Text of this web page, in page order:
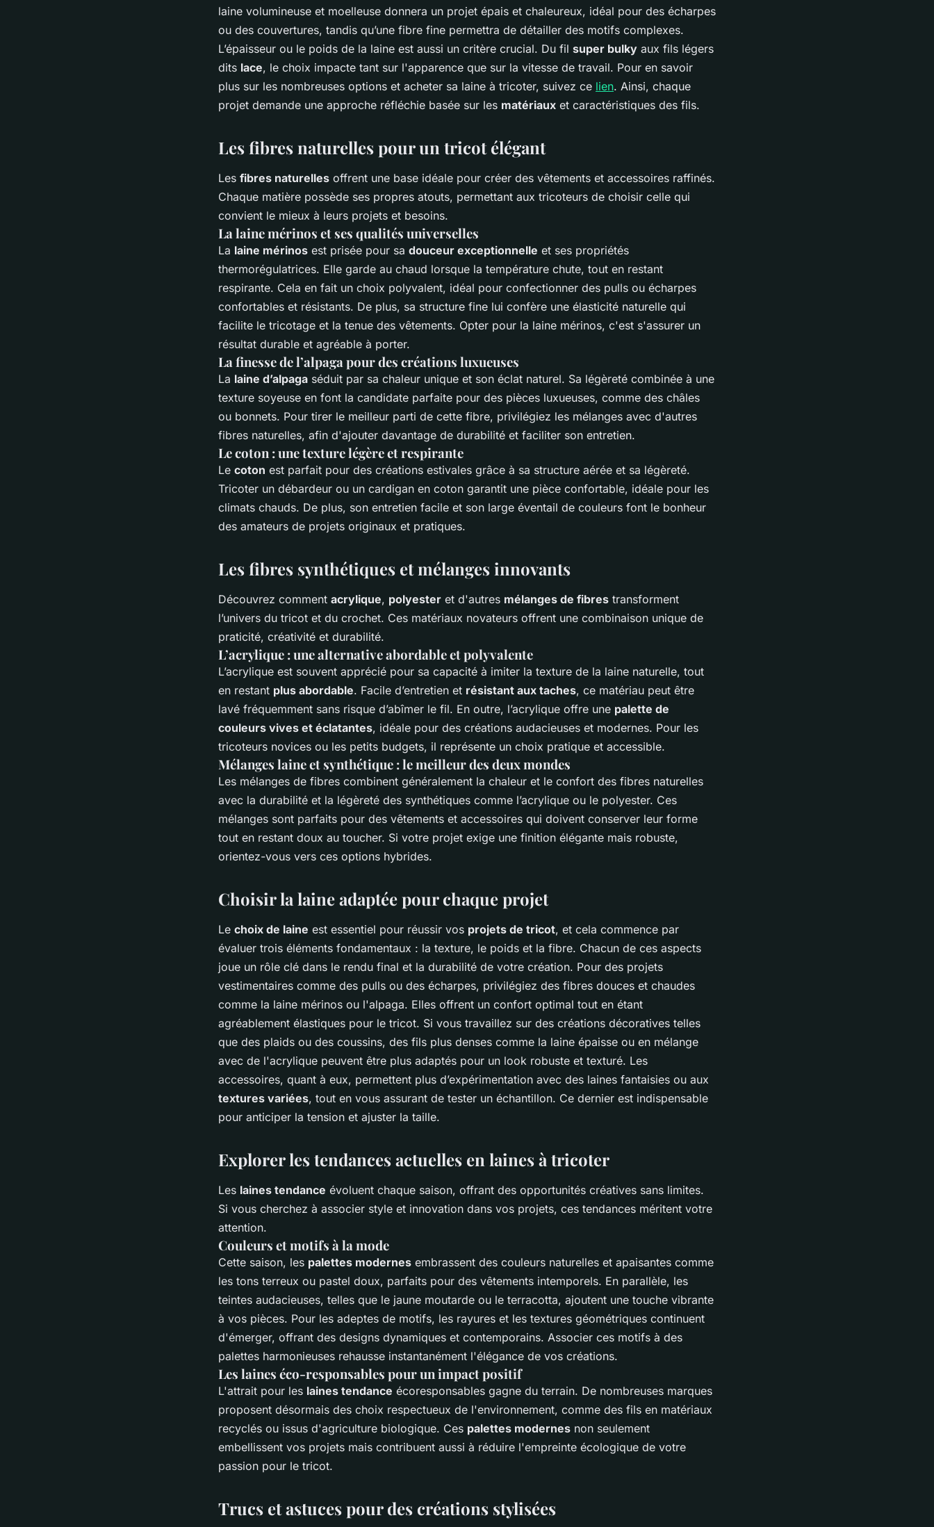
laine volumineuse et moelleuse donnera un projet épais et chaleureux, idéal pour des écharpes
ou des couvertures, tandis qu’une fibre fine permettra de détailler des motifs complexes.
L’épaisseur ou le poids de la laine est aussi un critère crucial. Du fil super bulky aux fils légers
dits lace, le choix impacte tant sur l'apparence que sur la vitesse de travail. Pour en savoir
plus sur les nombreuses options et acheter sa laine à tricoter, suivez ce lien. Ainsi, chaque
projet demande une approche réfléchie basée sur les matériaux et caractéristiques des fils.
Les fibres naturelles pour un tricot élégant
Les fibres naturelles offrent une base idéale pour créer des vêtements et accessoires raffinés.
Chaque matière possède ses propres atouts, permettant aux tricoteurs de choisir celle qui
convient le mieux à leurs projets et besoins.
La laine mérinos et ses qualités universelles
La laine mérinos est prisée pour sa douceur exceptionnelle et ses propriétés
thermorégulatrices. Elle garde au chaud lorsque la température chute, tout en restant
respirante. Cela en fait un choix polyvalent, idéal pour confectionner des pulls ou écharpes
confortables et résistants. De plus, sa structure fine lui confère une élasticité naturelle qui
facilite le tricotage et la tenue des vêtements. Opter pour la laine mérinos, c'est s'assurer un
résultat durable et agréable à porter.
La finesse de l’alpaga pour des créations luxueuses
La laine d’alpaga séduit par sa chaleur unique et son éclat naturel. Sa légèreté combinée à une
texture soyeuse en font la candidate parfaite pour des pièces luxueuses, comme des châles
ou bonnets. Pour tirer le meilleur parti de cette fibre, privilégiez les mélanges avec d'autres
fibres naturelles, afin d'ajouter davantage de durabilité et faciliter son entretien.
Le coton : une texture légère et respirante
Le coton est parfait pour des créations estivales grâce à sa structure aérée et sa légèreté.
Tricoter un débardeur ou un cardigan en coton garantit une pièce confortable, idéale pour les
climats chauds. De plus, son entretien facile et son large éventail de couleurs font le bonheur
des amateurs de projets originaux et pratiques.
Les fibres synthétiques et mélanges innovants
Découvrez comment acrylique, polyester et d'autres mélanges de fibres transforment
l’univers du tricot et du crochet. Ces matériaux novateurs offrent une combinaison unique de
praticité, créativité et durabilité.
L’acrylique : une alternative abordable et polyvalente
L’acrylique est souvent apprécié pour sa capacité à imiter la texture de la laine naturelle, tout
en restant plus abordable. Facile d’entretien et résistant aux taches, ce matériau peut être
lavé fréquemment sans risque d’abîmer le fil. En outre, l’acrylique offre une palette de
couleurs vives et éclatantes, idéale pour des créations audacieuses et modernes. Pour les
tricoteurs novices ou les petits budgets, il représente un choix pratique et accessible.
Mélanges laine et synthétique : le meilleur des deux mondes
Les mélanges de fibres combinent généralement la chaleur et le confort des fibres naturelles
avec la durabilité et la légèreté des synthétiques comme l’acrylique ou le polyester. Ces
mélanges sont parfaits pour des vêtements et accessoires qui doivent conserver leur forme
tout en restant doux au toucher. Si votre projet exige une finition élégante mais robuste,
orientez-vous vers ces options hybrides.
Choisir la laine adaptée pour chaque projet
Le choix de laine est essentiel pour réussir vos projets de tricot, et cela commence par
évaluer trois éléments fondamentaux : la texture, le poids et la fibre. Chacun de ces aspects
joue un rôle clé dans le rendu final et la durabilité de votre création. Pour des projets
vestimentaires comme des pulls ou des écharpes, privilégiez des fibres douces et chaudes
comme la laine mérinos ou l'alpaga. Elles offrent un confort optimal tout en étant
agréablement élastiques pour le tricot. Si vous travaillez sur des créations décoratives telles
que des plaids ou des coussins, des fils plus denses comme la laine épaisse ou en mélange
avec de l'acrylique peuvent être plus adaptés pour un look robuste et texturé. Les
accessoires, quant à eux, permettent plus d’expérimentation avec des laines fantaisies ou aux
textures variées, tout en vous assurant de tester un échantillon. Ce dernier est indispensable
pour anticiper la tension et ajuster la taille.
Explorer les tendances actuelles en laines à tricoter
Les laines tendance évoluent chaque saison, offrant des opportunités créatives sans limites.
Si vous cherchez à associer style et innovation dans vos projets, ces tendances méritent votre
attention.
Couleurs et motifs à la mode
Cette saison, les palettes modernes embrassent des couleurs naturelles et apaisantes comme
les tons terreux ou pastel doux, parfaits pour des vêtements intemporels. En parallèle, les
teintes audacieuses, telles que le jaune moutarde ou le terracotta, ajoutent une touche vibrante
à vos pièces. Pour les adeptes de motifs, les rayures et les textures géométriques continuent
d'émerger, offrant des designs dynamiques et contemporains. Associer ces motifs à des
palettes harmonieuses rehausse instantanément l'élégance de vos créations.
Les laines éco-responsables pour un impact positif
L'attrait pour les laines tendance écoresponsables gagne du terrain. De nombreuses marques
proposent désormais des choix respectueux de l'environnement, comme des fils en matériaux
recyclés ou issus d'agriculture biologique. Ces palettes modernes non seulement
embellissent vos projets mais contribuent aussi à réduire l'empreinte écologique de votre
passion pour le tricot.
Trucs et astuces pour des créations stylisées